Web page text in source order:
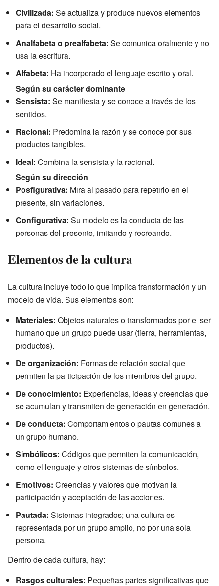
Civilizada: Se actualiza y produce nuevos elementos
para el desarrollo social.
Analfabeta o prealfabeta: Se comunica oralmente y no
usa la escritura.
Alfabeta: Ha incorporado el lenguaje escrito y oral.
Según su carácter dominante
Sensista: Se manifiesta y se conoce a través de los
sentidos.
Racional: Predomina la razón y se conoce por sus
productos tangibles.
Ideal: Combina la sensista y la racional.
Según su dirección
Posfigurativa: Mira al pasado para repetirlo en el
presente, sin variaciones.
Configurativa: Su modelo es la conducta de las
personas del presente, imitando y recreando.
Elementos de la cultura
La cultura incluye todo lo que implica transformación y un
modelo de vida. Sus elementos son:
Materiales: Objetos naturales o transformados por el ser
humano que un grupo puede usar (tierra, herramientas,
productos).
De organización: Formas de relación social que
permiten la participación de los miembros del grupo.
De conocimiento: Experiencias, ideas y creencias que
se acumulan y transmiten de generación en generación.
De conducta: Comportamientos o pautas comunes a
un grupo humano.
Simbólicos: Códigos que permiten la comunicación,
como el lenguaje y otros sistemas de símbolos.
Emotivos: Creencias y valores que motivan la
participación y aceptación de las acciones.
Pautada: Sistemas integrados; una cultura es
representada por un grupo amplio, no por una sola
persona.
Dentro de cada cultura, hay:
Rasgos culturales: Pequeñas partes significativas que